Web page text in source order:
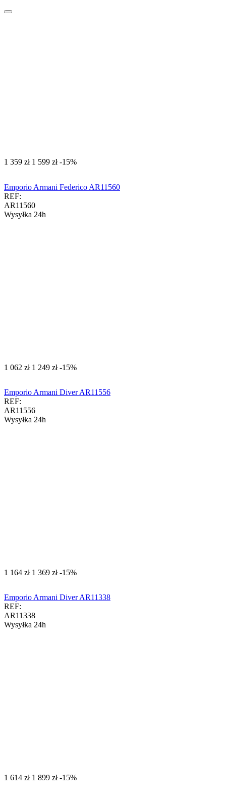
‍1 359‍ zł ‍1 599‍ zł -15%
Emporio Armani Federico AR11560
REF:
AR11560
Wysyłka 24h
‍1 062‍ zł ‍1 249‍ zł -15%
Emporio Armani Diver AR11556
REF:
AR11556
Wysyłka 24h
‍1 164‍ zł ‍1 369‍ zł -15%
Emporio Armani Diver AR11338
REF:
AR11338
Wysyłka 24h
‍1 614‍ zł ‍1 899‍ zł -15%